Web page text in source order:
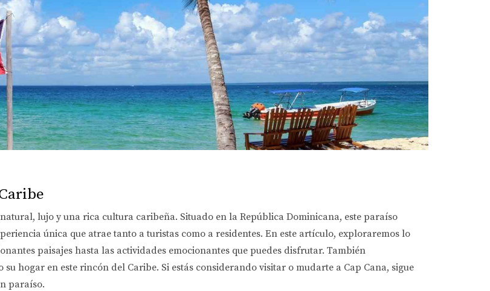
lujo y una rica cultura caribeña. Situado en la República Dominicana, este paraíso
única que atrae tanto a turistas como a residentes. En este artículo, exploraremos lo
paisajes hasta las actividades emocionantes que puedes disfrutar. También
hogar en este rincón del Caribe. Si estás considerando visitar o mudarte a Cap Cana, sigue
paraíso.